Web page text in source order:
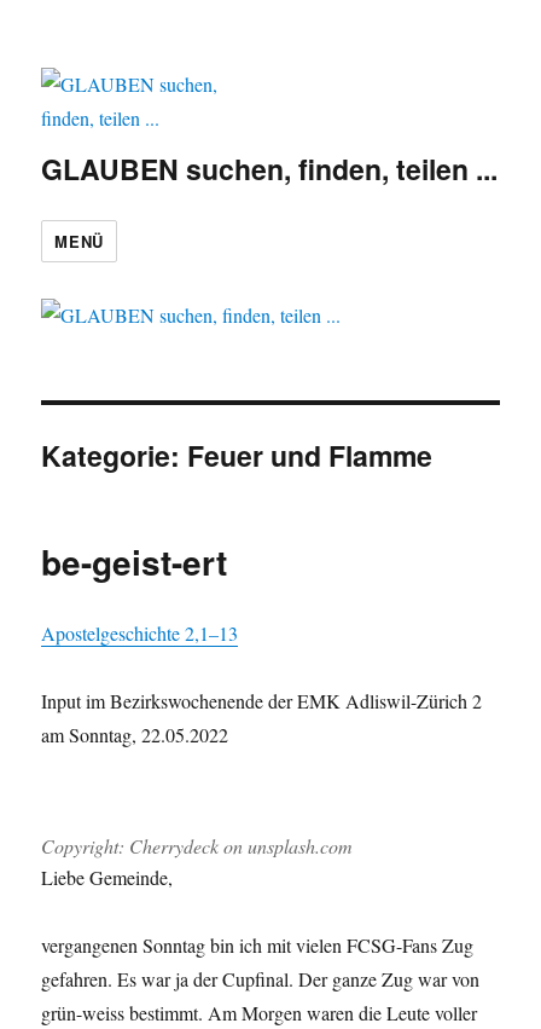
GLAUBEN suchen, finden, teilen ...
MENÜ
Kategorie: Feuer und Flamme
be-geist-ert
Apos­telgeschichte 2,1–13
Input im Bezirkswoch­enende der EMK Adliswil-Zürich 2
am Son­ntag, 22.05.2022
Copy­right: Cher­ry­deck on unsplash.com
Liebe Gemeinde,
ver­gan­genen Son­ntag bin ich mit vie­len FCSG-Fans Zug
gefahren. Es war ja der Cup­fi­nal. Der ganze Zug war von
grün-weiss bes­timmt. Am Mor­gen waren die Leute voller